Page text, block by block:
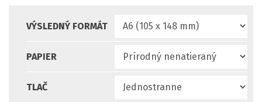
VÝSLEDNÝ FORMÁT
PAPIER
TLAČ